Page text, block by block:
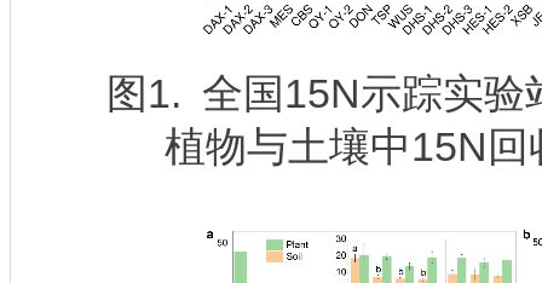
图1. 全国15N示踪实验
植物与土壤中15N